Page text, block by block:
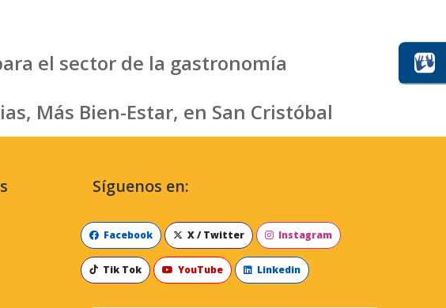
el sector de la gastronomía
Más Bien-Estar, en San Cristóbal
Síguenos en:
Facebook X / Twitter Instagram
Tik Tok YouTube Linkedin